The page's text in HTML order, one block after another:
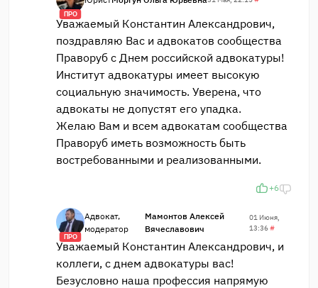
ПРО
Уважаемый Константин Александрович,
поздравляю Вас и адвокатов сообщества
Праворуб с Днем российской адвокатуры!
Институт адвокатуры имеет высокую
социальную значимость. Уверена, что
адвокаты не допустят его упадка.
Желаю Вам и всем адвокатам сообщества
Праворуб иметь возможность быть
востребованными и реализованными.
+6
ПРО
Адвокат,
модератор
Мамонтов Алексей
Вячеславович
01 Июня,
13:36#
Уважаемый Константин Александрович, и
коллеги, с днем адвокатуры вас!
Безусловно наша профессия напрямую